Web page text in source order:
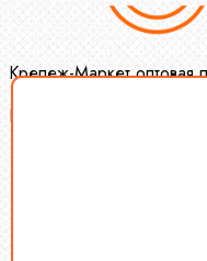
Крепеж-Маркет оптовая
Производство и